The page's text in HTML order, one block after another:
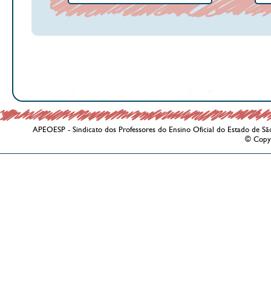
APEOESP - Sindicato dos Professores do Ensino Oficial do Estado de
©